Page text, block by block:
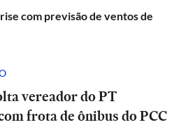
com previsão de ventos de
vereador do PT
frota de ônibus do PCC